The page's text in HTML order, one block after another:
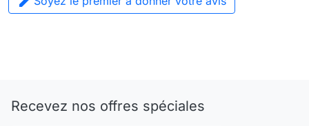
Recevez nos offres spéciales